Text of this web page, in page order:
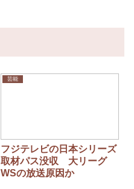
芸能
フジテレビの日本シリーズ
取材パス没収 大リーグ
WSの放送原因か